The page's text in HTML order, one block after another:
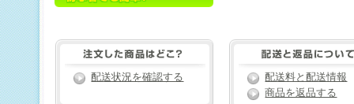
配送状況を確認する
配送料と配送情報
商品を返品する